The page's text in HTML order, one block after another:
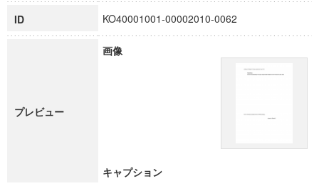
ID KO40001001-00002010-0062
プレビュー
画像
キャプション